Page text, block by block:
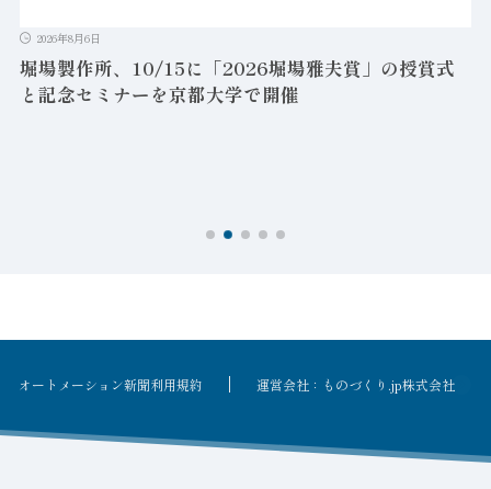
2026年8月6日
堀場製作所、10/15に「2026堀場雅夫賞」の授賞式
と記念セミナーを京都大学で開催
オートメーション新聞利用規約 運営会社：ものづくり.jp株式会社